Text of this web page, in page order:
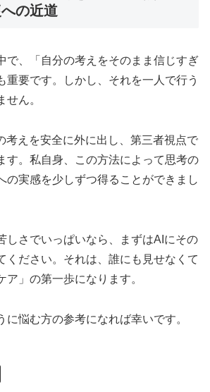
の近道
で、「自分の考えをそのまま信じすぎ
重要です。しかし、それを一人で行う
せん。
考えを安全に外に出し、第三者視点で
す。私自身、この方法によって思考の
の実感を少しずつ得ることができまし
しさでいっぱいなら、まずはAIにその
ください。それは、誰にも見せなくて
ア」の第一歩になります。
に悩む方の参考になれば幸いです。